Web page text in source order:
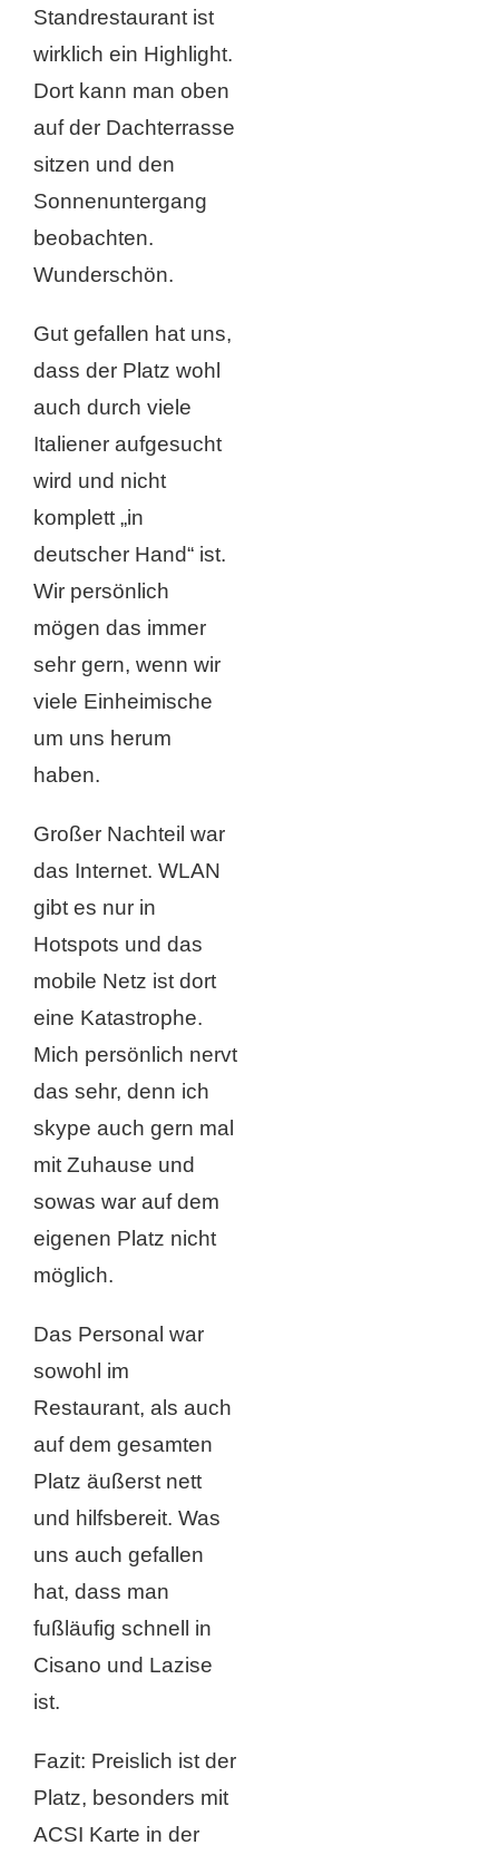
Standrestaurant ist
wirklich ein Highlight.
Dort kann man oben
auf der Dachterrasse
sitzen und den
Sonnenuntergang
beobachten.
Wunderschön.
Gut gefallen hat uns,
dass der Platz wohl
auch durch viele
Italiener aufgesucht
wird und nicht
komplett „in
deutscher Hand“ ist.
Wir persönlich
mögen das immer
sehr gern, wenn wir
viele Einheimische
um uns herum
haben.
Großer Nachteil war
das Internet. WLAN
gibt es nur in
Hotspots und das
mobile Netz ist dort
eine Katastrophe.
Mich persönlich nervt
das sehr, denn ich
skype auch gern mal
mit Zuhause und
sowas war auf dem
eigenen Platz nicht
möglich.
Das Personal war
sowohl im
Restaurant, als auch
auf dem gesamten
Platz äußerst nett
und hilfsbereit. Was
uns auch gefallen
hat, dass man
fußläufig schnell in
Cisano und Lazise
ist.
Fazit: Preislich ist der
Platz, besonders mit
ACSI Karte in der